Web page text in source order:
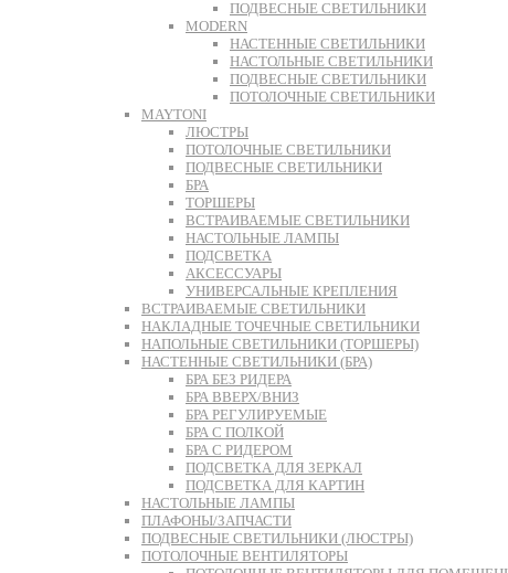
ПОДВЕСНЫЕ СВЕТИЛЬНИКИ
MODERN
НАСТЕННЫЕ СВЕТИЛЬНИКИ
НАСТОЛЬНЫЕ СВЕТИЛЬНИКИ
ПОДВЕСНЫЕ СВЕТИЛЬНИКИ
ПОТОЛОЧНЫЕ СВЕТИЛЬНИКИ
MAYTONI
ЛЮСТРЫ
ПОТОЛОЧНЫЕ СВЕТИЛЬНИКИ
ПОДВЕСНЫЕ СВЕТИЛЬНИКИ
БРА
ТОРШЕРЫ
ВСТРАИВАЕМЫЕ СВЕТИЛЬНИКИ
НАСТОЛЬНЫЕ ЛАМПЫ
ПОДСВЕТКА
АКСЕССУАРЫ
УНИВЕРСАЛЬНЫЕ КРЕПЛЕНИЯ
ВСТРАИВАЕМЫЕ СВЕТИЛЬНИКИ
НАКЛАДНЫЕ ТОЧЕЧНЫЕ СВЕТИЛЬНИКИ
НАПОЛЬНЫЕ СВЕТИЛЬНИКИ (ТОРШЕРЫ)
НАСТЕННЫЕ СВЕТИЛЬНИКИ (БРА)
БРА БЕЗ РИДЕРА
БРА ВВЕРХ/ВНИЗ
БРА РЕГУЛИРУЕМЫЕ
БРА С ПОЛКОЙ
БРА С РИДЕРОМ
ПОДСВЕТКА ДЛЯ ЗЕРКАЛ
ПОДСВЕТКА ДЛЯ КАРТИН
НАСТОЛЬНЫЕ ЛАМПЫ
ПЛАФОНЫ/ЗАПЧАСТИ
ПОДВЕСНЫЕ СВЕТИЛЬНИКИ (ЛЮСТРЫ)
ПОТОЛОЧНЫЕ ВЕНТИЛЯТОРЫ